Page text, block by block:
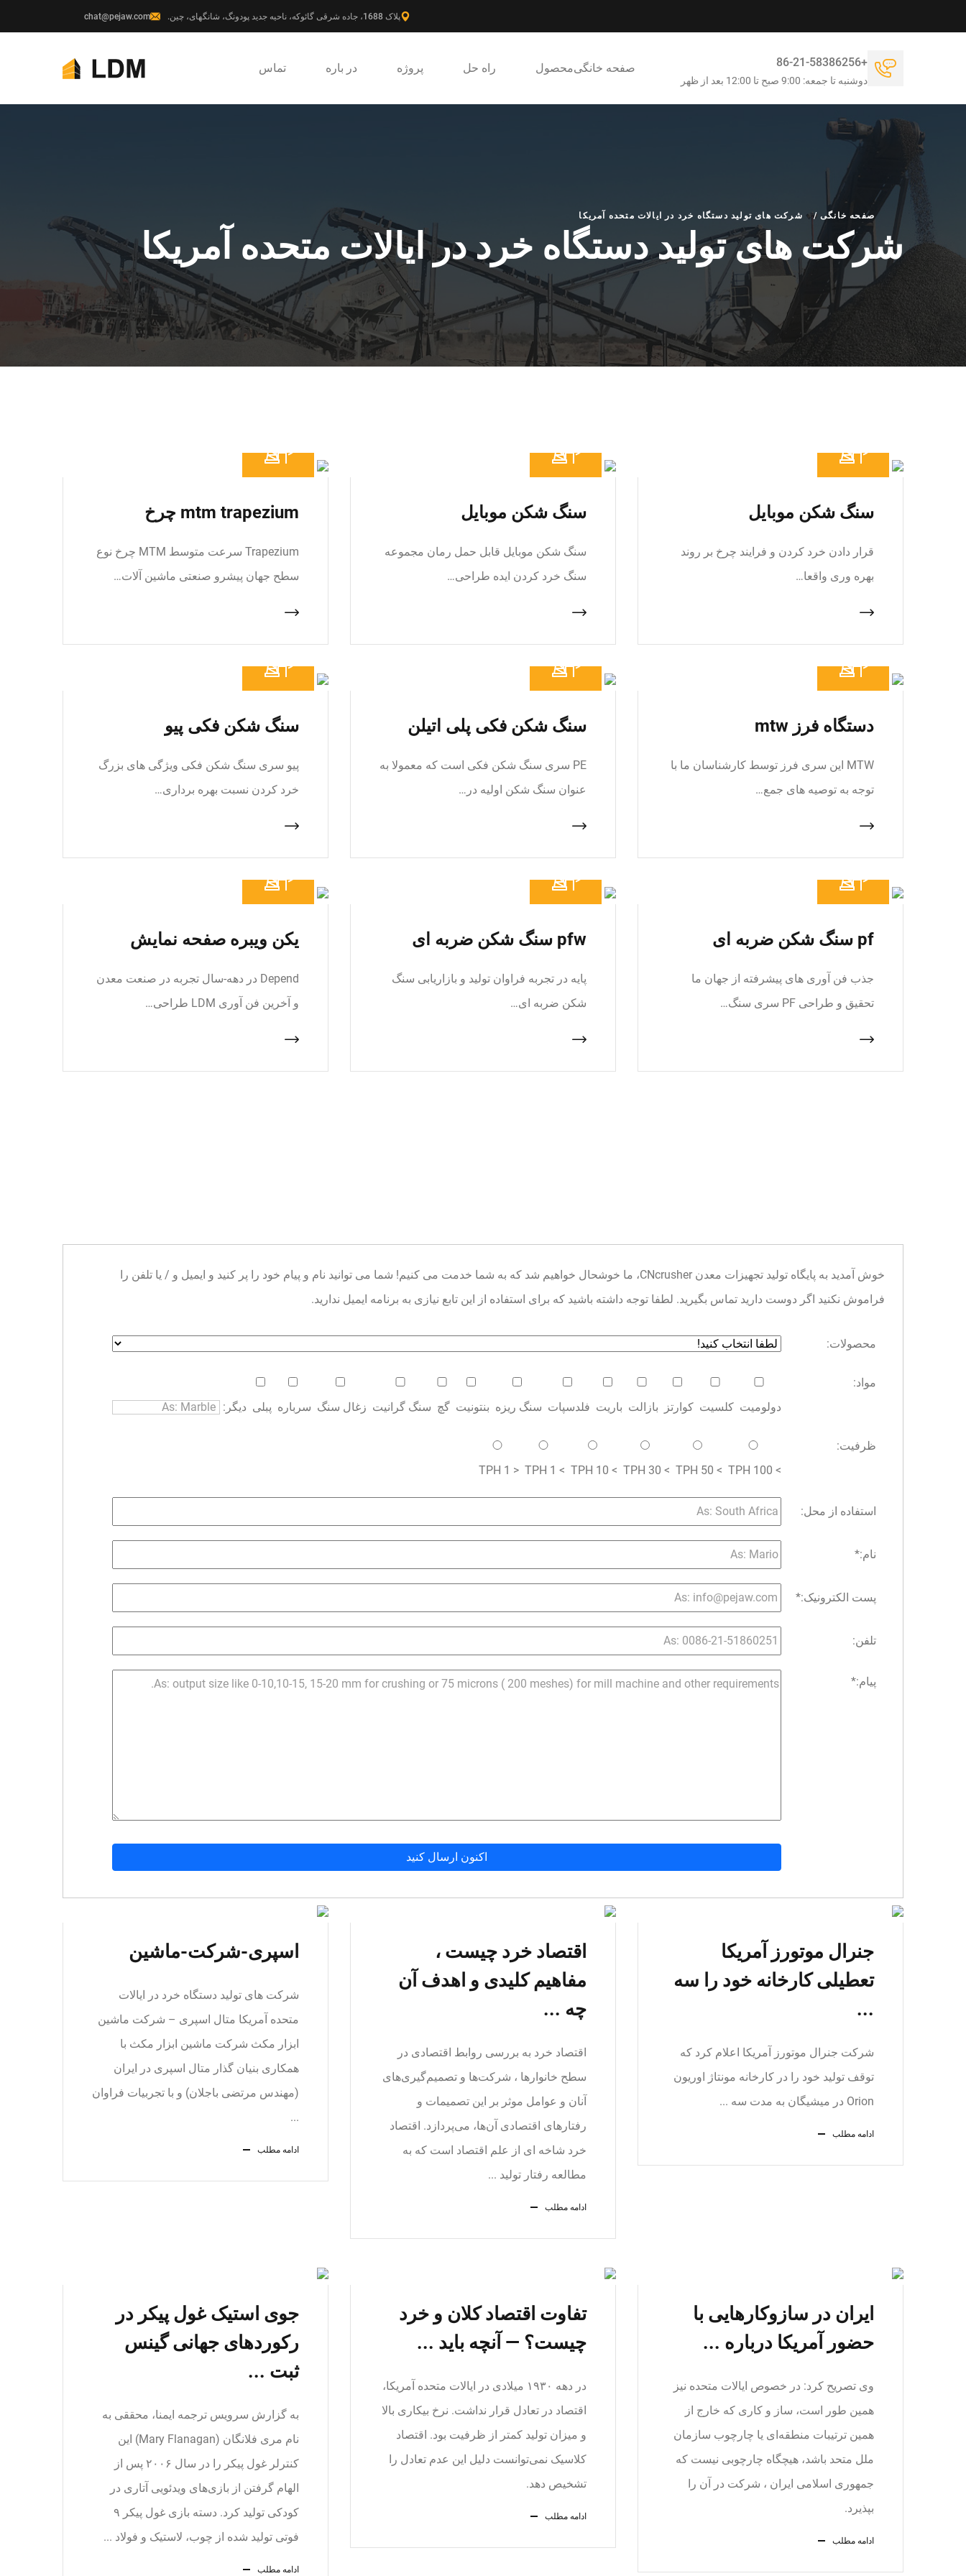
پلاک 1688، جاده شرقی گائوکه، ناحیه جدید پودونگ، شانگهای، چین. chat@pejaw.com
صفحه خانگیمحصول راه حل پروژه در باره تماس +86-21-58386256
دوشنبه تا جمعه: 9:00 صبح تا 12:00 بعد از ظهر
صفحه خانگی / شرکت های تولید دستگاه خرد در ایالات متحده آمریکا
شرکت های تولید دستگاه خرد در ایالات متحده آمریکا
سنگ شکن موبایل
قرار دادن خرد کردن و فرایند چرخ بر روند
بهره وری واقعا…
سنگ شکن موبایل
سنگ شکن موبایل قابل حمل رمان مجموعه
سنگ خرد کردن ایده طراحی…
mtm trapezium چرخ
Trapezium سرعت متوسط MTM چرخ نوع
سطح جهان پیشرو صنعتی ماشین آلات…
دستگاه فرز mtw
MTW این سری فرز توسط کارشناسان ما با
توجه به توصیه های جمع…
سنگ شکن فکی پلی اتیلن
PE سری سنگ شکن فکی است که معمولا به
عنوان سنگ شکن اولیه در…
سنگ شکن فکی پیو
پیو سری سنگ شکن فکی ویژگی های بزرگ
خرد کردن نسبت بهره برداری…
pf سنگ شکن ضربه ای
جذب فن آوری های پیشرفته از جهان ما
تحقیق و طراحی PF سری سنگ…
pfw سنگ شکن ضربه ای
پایه در تجربه فراوان تولید و بازاریابی سنگ
شکن ضربه ای…
یکن ویبره صفحه نمایش
Depend در دهه-سال تجربه در صنعت معدن
و آخرین فن آوری LDM طراحی…
خوش آمدید به پایگاه تولید تجهیزات معدن CNcrusher، ما خوشحال خواهیم شد که به شما خدمت می کنیم! شما می توانید نام و پیام خود را پر کنید و ایمیل و / یا تلفن را
فراموش نکنید اگر دوست دارید تماس بگیرید. لطفا توجه داشته باشید که برای استفاده از این تابع نیازی به برنامه ایمیل ندارید.
محصولات:
مواد:
دولومیت کلسیت کوارتز بازالت باریت فلدسپات سنگ ریزه بنتونیت گچ سنگ گرانیت زغال سنگ سرباره پبلی دیگر:
ظرفیت:
> 100 TPH
> 50 TPH
> 30 TPH
> 10 TPH
> 1 TPH
< 1 TPH
استفاده از محل:
نام:*
پست الکترونیک:*
تلفن:
پیام:*
جنرال موتورز آمریکا
تعطیلی کارخانه خود را سه
...
شرکت جنرال موتورز آمریکا اعلام کرد که
توقف تولید خود را در کارخانه مونتاژ اوریون
Orion در میشیگان به مدت سه ...
ادامه مطلب
اقتصاد خرد چیست ،
مفاهیم کلیدی و اهدف آن
چه ...
اقتصاد خرد به بررسی روابط اقتصادی در
سطح خانوارها ، شرکت‌ها و تصمیم‌گیری‌های
آنان و عوامل موثر بر این تصمیمات و
رفتارهای اقتصادی آن‌ها، می‌پردازد. اقتصاد
خرد شاخه ای از علم اقتصاد است که به
مطالعه رفتار تولید ...
ادامه مطلب
اسپری-شرکت-ماشین
شرکت های تولید دستگاه خرد در ایالات
متحده آمریکا متال اسپری – شرکت ماشین
ابزار مکث شرکت ماشین ابزار مکث با
همکاری بنیان گذار متال اسپری در ایران
(مهندس مرتضی باجلان) و با تجربیات فراوان
...
ادامه مطلب
ایران در سازوکارهایی با
حضور آمریکا درباره ...
وی تصریح کرد: در خصوص ایالات متحده نیز
همین طور است، ساز و کاری که خارج از
همین ترتیبات منطقه‌ای یا چارچوب سازمان
ملل متحد باشد، هیچگاه چارچوبی نیست که
جمهوری اسلامی ایران ، شرکت در آن را
بپذیرد.
ادامه مطلب
تفاوت اقتصاد کلان و خرد
چیست؟ — آنچه باید ...
در دهه ۱۹۳۰ میلادی در ایالات متحده آمریکا،
اقتصاد در تعادل قرار نداشت. نرخ بیکاری بالا
و میزان تولید کمتر از ظرفیت بود. اقتصاد
کلاسیک نمی‌توانست دلیل این عدم تعادل را
تشخیص دهد.
ادامه مطلب
جوی استیک غول پیکر در
رکوردهای جهانی گینس
ثبت ...
به گزارش سرویس ترجمه ایمنا، محققی به
نام مری فلانگان (Mary Flanagan) این
کنترلر غول پیکر را در سال ۲۰۰۶ پس از
الهام گرفتن از بازی‌های ویدئویی آتاری در
کودکی تولید کرد. دسته بازی غول پیکر ۹
فوتی تولید شده از چوب، لاستیک و فولاد ...
ادامه مطلب